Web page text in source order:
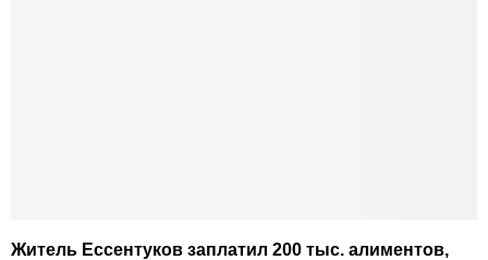
Житель Ессентуков заплатил 200 тыс. алиментов,